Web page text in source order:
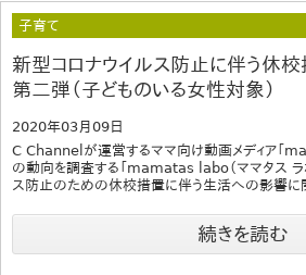
子育て
新型コロナウイルス防止に伴う休
第二弾（子どものいる女性対象）
2020年03月09日
C Channelが運営するママ向け動画メディア「
の動向を調査する「mamatas labo（ママタス ラ
ス防止のための休校措置に伴う生活への影響に
続きを読む